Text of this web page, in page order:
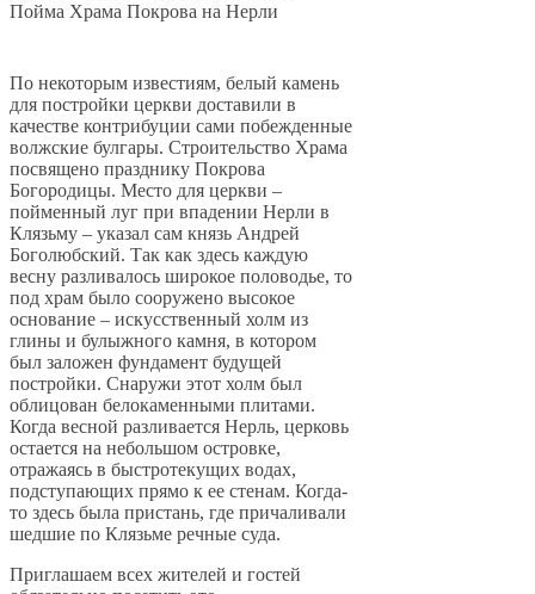
Пойма Храма Покрова на Нерли
По некоторым известиям, белый камень
для постройки церкви доставили в
качестве контрибуции сами побежденные
волжские булгары. Строительство Храма
посвящено празднику Покрова
Богородицы. Место для церкви –
пойменный луг при впадении Нерли в
Клязьму – указал сам князь Андрей
Боголюбский. Так как здесь каждую
весну разливалось широкое половодье, то
под храм было сооружено высокое
основание – искусственный холм из
глины и булыжного камня, в котором
был заложен фундамент будущей
постройки. Снаружи этот холм был
облицован белокаменными плитами.
Когда весной разливается Нерль, церковь
остается на небольшом островке,
отражаясь в быстротекущих водах,
подступающих прямо к ее стенам. Когда-
то здесь была пристань, где причаливали
шедшие по Клязьме речные суда.
Приглашаем всех жителей и гостей